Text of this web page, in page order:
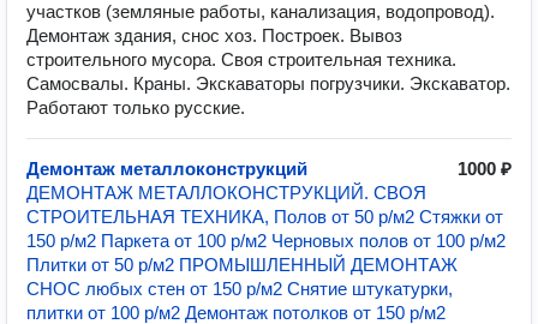
участков (земляные работы, канализация, водопровод).
Демонтаж здания, снос хоз. Построек. Вывоз
строительного мусора. Своя строительная техника.
Самосвалы. Краны. Экскаваторы погрузчики. Экскаватор.
Работают только русские.
Демонтаж металлоконструкций
1000 ₽
ДЕМОНТАЖ МЕТАЛЛОКОНСТРУКЦИЙ. СВОЯ
СТРОИТЕЛЬНАЯ ТЕХНИКА, Полов от 50 р/м2 Стяжки от
150 р/м2 Паркета от 100 р/м2 Черновых полов от 100 р/м2
Плитки от 50 р/м2 ПРОМЫШЛЕННЫЙ ДЕМОНТАЖ
СНОС любых стен от 150 р/м2 Снятие штукатурки,
плитки от 100 р/м2 Демонтаж потолков от 150 р/м2